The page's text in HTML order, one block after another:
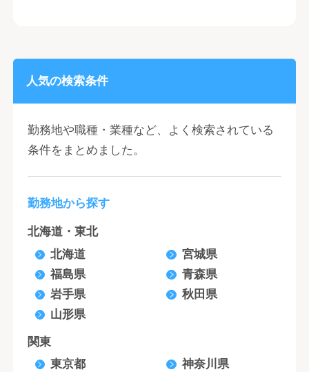
人気の検索条件
勤務地や職種・業種など、よく検索されている
条件をまとめました。
勤務地から探す
北海道・東北
北海道
宮城県
福島県
青森県
岩手県
秋田県
山形県
関東
東京都
神奈川県